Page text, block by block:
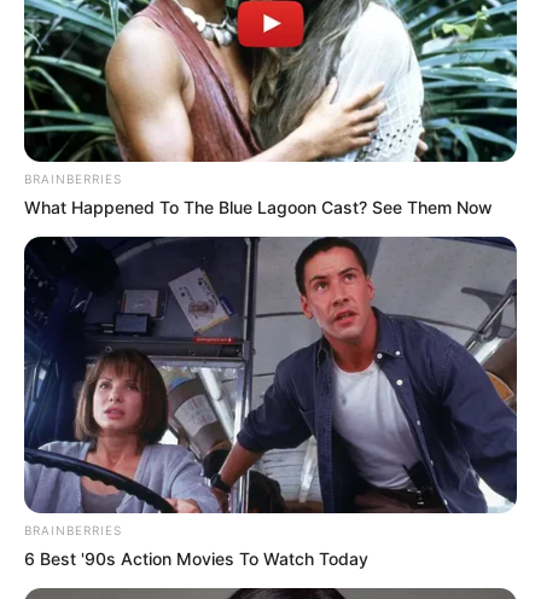
Ο «Μαύρος Ιππότης» ο
εξωγήινος δορυφόρος σε
τροχιά γύρω από τη Γη...
Ο Βαρθολομαίος μας δείχνει
ότι η ίδια η εκκλησία είναι με
τον...
Email address:
BRAINBERRIES
What Happened To The Blue Lagoon Cast? See Them Now
BRAINBERRIES
6 Best '90s Action Movies To Watch Today